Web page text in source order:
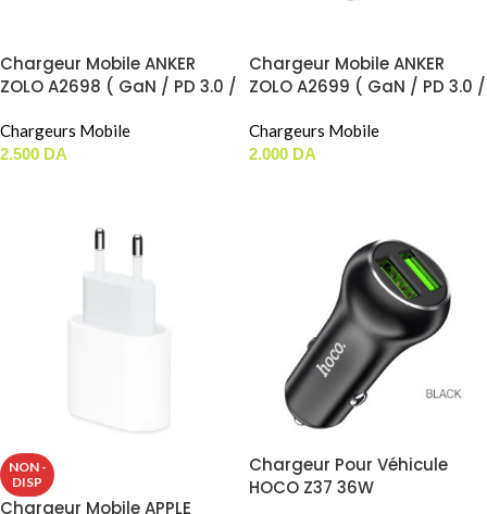
Chargeur Mobile ANKER
ZOLO A2698 ( GaN / PD 3.0 /
BOITIER )
Chargeurs Mobile
2.500 DA
Chargeur Mobile ANKER
ZOLO A2699 ( GaN / PD 3.0 /
BOITIER )
Chargeurs Mobile
2.000 DA
NON -
DISP
Chargeur Mobile APPLE
Chargeur Pour Véhicule
HOCO Z37 36W